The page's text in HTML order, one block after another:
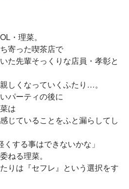
・理菜。
寄った喫茶店で
た先輩そっくりな店員・孝彰と
しくなっていくふたり…。
パーティの後に
は
じていることをふと漏らしてし
くする事はできないかな」
ねる理菜。
りは『セフレ』という選択をす